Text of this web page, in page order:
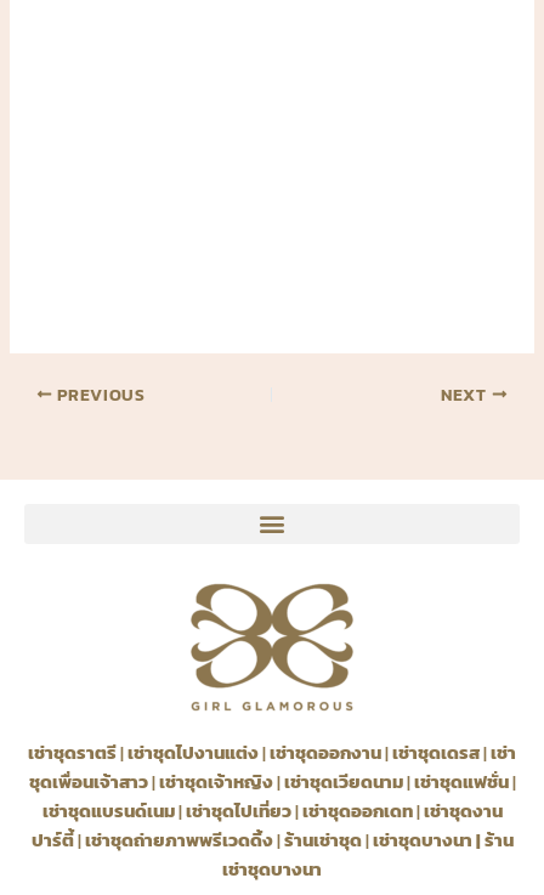
PREVIOUS NEXT
เช่าชุดราตรี|เช่าชุดไปงานแต่ง|เช่าชุดออกงาน|เช่าชุดเดรส|เช่า
ชุดเพื่อนเจ้าสาว|เช่าชุดเจ้าหญิง|เช่าชุดเวียดนาม|เช่าชุดแฟชั่น|
เช่าชุดแบรนด์เนม|เช่าชุดไปเที่ยว|เช่าชุดออกเดท|เช่าชุดงาน
ปาร์ตี้|เช่าชุดถ่ายภาพพรีเวดดิ้ง|ร้านเช่าชุด|เช่าชุดบางนา|ร้าน
เช่าชุดบางนา